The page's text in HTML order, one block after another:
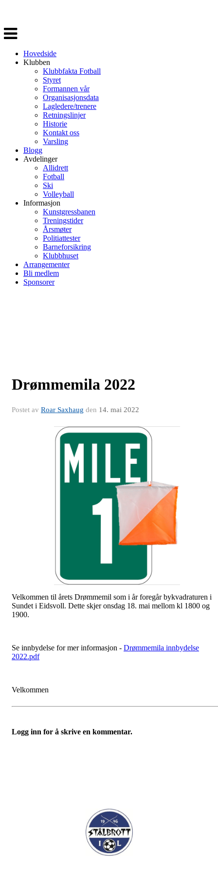
Veksle
navigasjon
Hovedside
Klubben
Klubbfakta Fotball
Styret
Formannen vår
Organisasjonsdata
Lagledere/trenere
Retningslinjer
Historie
Kontakt oss
Varsling
Blogg
Avdelinger
Allidrett
Fotball
Ski
Volleyball
Informasjon
Kunstgressbanen
Treningstider
Årsmøter
Politiattester
Barneforsikring
Klubbhuset
Arrangementer
Bli medlem
Sponsorer
Drømmemila 2022
Postet av Roar Saxhaug den 14. mai 2022
Velkommen til årets Drømmemil som i år foregår bykvadraturen i
Sundet i Eidsvoll. Dette skjer onsdag 18. mai mellom kl 1800 og
1900.
Se innbydelse for mer informasjon - Drømmemila innbydelse
2022.pdf
Velkommen
Logg inn for å skrive en kommentar.